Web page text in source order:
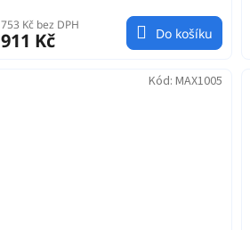
753 Kč bez DPH
911 Kč Do košíku
Kód: MAX1005